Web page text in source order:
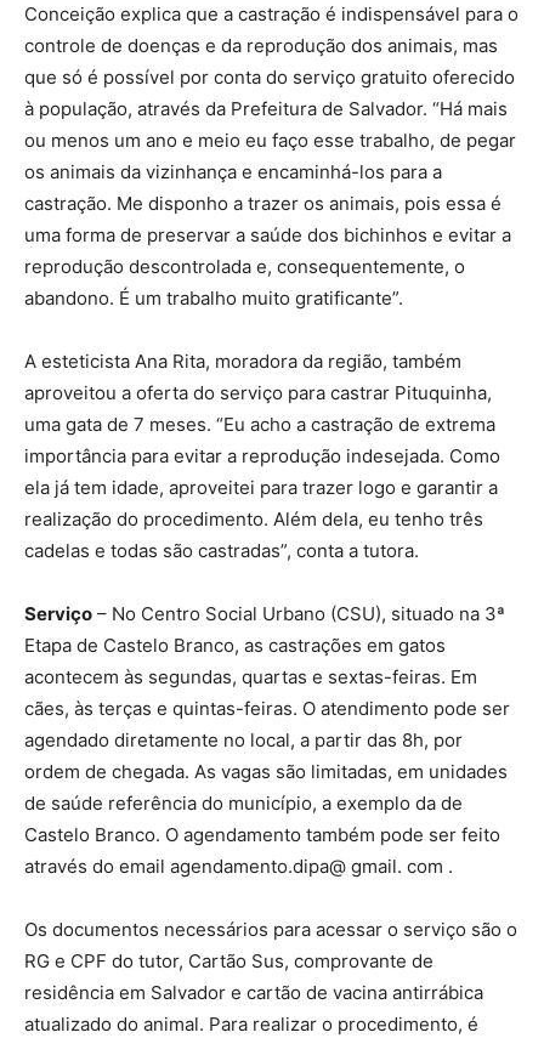
Conceição explica que a castração é indispensável para o
controle de doenças e da reprodução dos animais, mas
que só é possível por conta do serviço gratuito oferecido
à população, através da Prefeitura de Salvador. “Há mais
ou menos um ano e meio eu faço esse trabalho, de pegar
os animais da vizinhança e encaminhá-los para a
castração. Me disponho a trazer os animais, pois essa é
uma forma de preservar a saúde dos bichinhos e evitar a
reprodução descontrolada e, consequentemente, o
abandono. É um trabalho muito gratificante”.
A esteticista Ana Rita, moradora da região, também
aproveitou a oferta do serviço para castrar Pituquinha,
uma gata de 7 meses. “Eu acho a castração de extrema
importância para evitar a reprodução indesejada. Como
ela já tem idade, aproveitei para trazer logo e garantir a
realização do procedimento. Além dela, eu tenho três
cadelas e todas são castradas”, conta a tutora.
Serviço – No Centro Social Urbano (CSU), situado na 3ª
Etapa de Castelo Branco, as castrações em gatos
acontecem às segundas, quartas e sextas-feiras. Em
cães, às terças e quintas-feiras. O atendimento pode ser
agendado diretamente no local, a partir das 8h, por
ordem de chegada. As vagas são limitadas, em unidades
de saúde referência do município, a exemplo da de
Castelo Branco. O agendamento também pode ser feito
através do email agendamento.dipa@ gmail. com .
Os documentos necessários para acessar o serviço são o
RG e CPF do tutor, Cartão Sus, comprovante de
residência em Salvador e cartão de vacina antirrábica
atualizado do animal. Para realizar o procedimento, é